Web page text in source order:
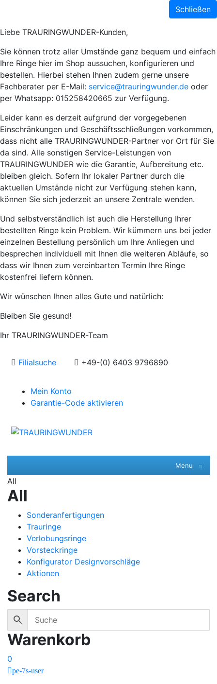
Schließen
Liebe TRAURINGWUNDER-Kunden,
Sie können trotz aller Umstände ganz bequem und einfach
Ihre Ringe hier im Shop aussuchen, konfigurieren und
bestellen. Hierbei stehen Ihnen zudem gerne unsere
Fachberater per E-Mail: service@trauringwunder.de oder
per Whatsapp: 015258420665 zur Verfügung.
Leider kann es derzeit aufgrund der vorgegebenen
Einschränkungen und Geschäftsschließungen vorkommen,
dass nicht alle TRAURINGWUNDER-Partner vor Ort für Sie
da sind. Alle sonstigen Service-Leistungen von
TRAURINGWUNDER wie die Garantie, Aufbereitung etc.
bleiben gleich. Sofern Ihr lokaler Partner durch die
aktuellen Umstände nicht zur Verfügung stehen kann,
können Sie sich jederzeit an unsere Zentrale wenden.
Und selbstverständlich ist auch die Herstellung Ihrer
bestellten Ringe kein Problem. Wir kümmern uns bei jeder
einzelnen Bestellung persönlich um Ihre Anliegen und
besprechen individuell mit Ihnen die weiteren Abläufe, so
dass wir Ihnen zum vereinbarten Termin Ihre Ringe
kostenfrei liefern können.
Wir wünschen Ihnen alles Gute und natürlich:
Bleiben Sie gesund!
Ihr TRAURINGWUNDER-Team
Filialsuche +49-(0) 6403 9796890
Mein Konto
Garantie-Code aktivieren
Menu ≡
All
All
Sonderanfertigungen
Trauringe
Verlobungsringe
Vorsteckringe
Konfigurator Designvorschläge
Aktionen
Search
Warenkorb
0
pe-7s-user